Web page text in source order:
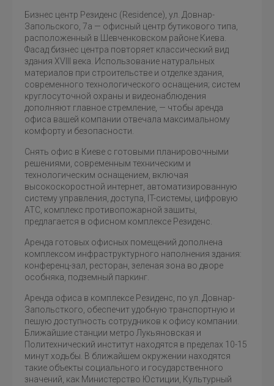
Бизнес центр Резиденс (Residence), ул. Довнар-
Запольского, 7а — офисный центр бутикового типа,
расположенный в Шевченковском районе Киева.
Фасад бизнес центра повторяет классический вид
здания XVIII века. Использование натуральных
материалов при строительстве и отделке здания,
современного технологического оснащения; систем
круглосуточной охраны и видеонаблюдения
дополняют главное стремление, — чтобы аренда
офиса вашей компании отвечала максимальному
комфорту и безопасности.
Снять офис в Киеве с готовыми планировочными
решениями, современным техническим и
технологическим оснащением, включая
высокоскоростной интернет, автоматизированную
систему управления, доступа, IT-системы, цифровую
АТС, комплекс противопожарной зашиты,
предлагается в офисном комплексе Резиденс.
Аренда готовых офисных помещений дополнена
комплексом инфраструктурного наполнения здания:
конференц-зал, ресторан, зеленая зона во дворе
особняка, подземный паркинг.
Аренда офиса в комплексе Резиденс, по ул. Довнар-
Запольсткого, обеспечит удобную транспортную и
пешую доступность сотрудников к офису компании.
Ближайшие станции метро Лукьяновская и
Политехнический институт находятся в пределах 10-15
минут ходьбы. В ближайшем окружении находятся
такие объекты социального и государственного
значений, как Министерство Юстиции, Культурный